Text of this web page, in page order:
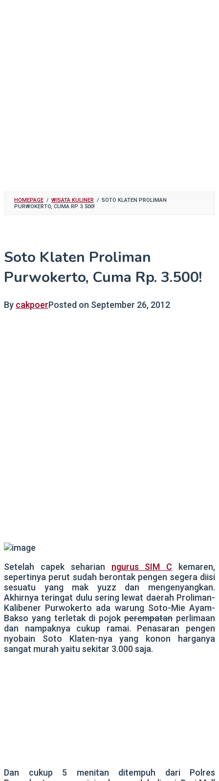
HOMEPAGE / WISATA KULINER / SOTO KLATEN PROLIMAN
PURWOKERTO, CUMA RP. 3.500!
Soto Klaten Proliman
Purwokerto, Cuma Rp. 3.500!
By cakpoerPosted on September 26, 2012
Setelah capek seharian ngurus SIM C kemaren,
sepertinya perut sudah berontak pengen segera diisi
sesuatu yang mak yuzz dan mengenyangkan.
Akhirnya teringat dulu sering lewat daerah Proliman-
Kalibener Purwokerto ada warung Soto-Mie Ayam-
Bakso yang terletak di pojokperempatanperlimaan
dan nampaknya cukup ramai. Penasaran pengen
nyobain Soto Klaten-nya yang konon harganya
sangat murah yaitu sekitar 3.000 saja.
Dan cukup 5 menitan ditempuh dari Polres